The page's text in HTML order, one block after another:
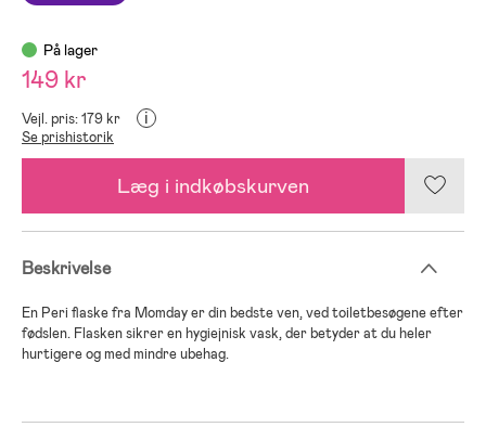
På lager
149 kr
Vejl. pris: 179 kr i
Se prishistorik
Læg i indkøbskurven
Beskrivelse
En Peri flaske fra Momday er din bedste ven, ved toiletbesøgene efter
fødslen. Flasken sikrer en hygiejnisk vask, der betyder at du heler
hurtigere og med mindre ubehag.